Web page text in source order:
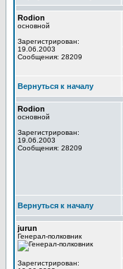
Rodion
основной
Зарегистрирован:
19.06.2003
Сообщения: 28209
Вернуться к началу
Rodion
основной
Зарегистрирован:
19.06.2003
Сообщения: 28209
Вернуться к началу
jurun
Генерал-полковник
Зарегистрирован: